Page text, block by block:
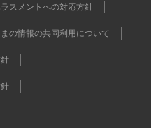
スメントへの対応方針
の情報の共同利用について